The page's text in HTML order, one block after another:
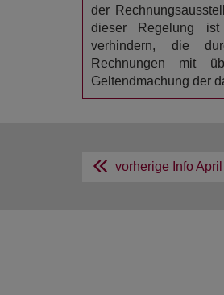
der
dieser Regelung ist
verhindern, die
Rechnungen mit
Geltendmachung der
vorherige Info